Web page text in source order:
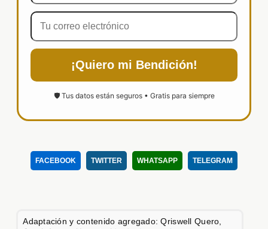
¡Quiero mi Bendición!
🛡️ Tus datos están seguros • Gratis para siempre
FACEBOOK TWITTER WHATSAPP TELEGRAM
Adaptación y contenido agregado: Qriswell Quero,